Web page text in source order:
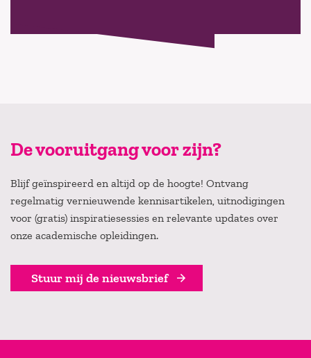
De vooruitgang voor zijn?
Blijf geïnspireerd en altijd op de hoogte! Ontvang
regelmatig vernieuwende kennisartikelen, uitnodigingen
voor (gratis) inspiratiesessies en relevante updates over
onze academische opleidingen.
Stuur mij de nieuwsbrief